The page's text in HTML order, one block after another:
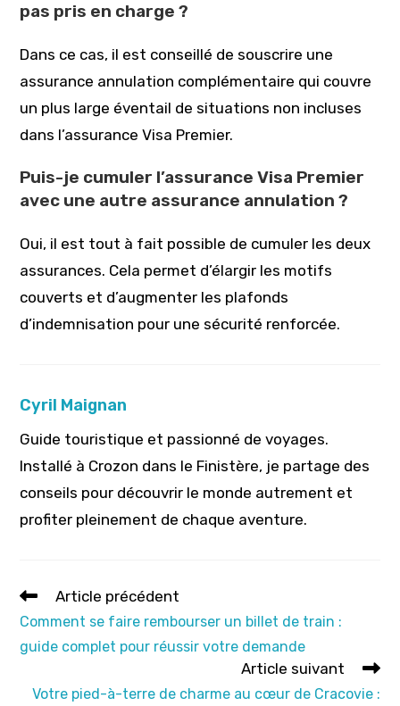
pas pris en charge ?
Dans ce cas, il est conseillé de souscrire une
assurance annulation complémentaire qui couvre
un plus large éventail de situations non incluses
dans l’assurance Visa Premier.
Puis-je cumuler l’assurance Visa Premier
avec une autre assurance annulation ?
Oui, il est tout à fait possible de cumuler les deux
assurances. Cela permet d’élargir les motifs
couverts et d’augmenter les plafonds
d’indemnisation pour une sécurité renforcée.
Cyril Maignan
Guide touristique et passionné de voyages.
Installé à Crozon dans le Finistère, je partage des
conseils pour découvrir le monde autrement et
profiter pleinement de chaque aventure.
Read
articles
Article précédent
Comment se faire rembourser un billet de train :
guide complet pour réussir votre demande
Article suivant
Votre pied-à-terre de charme au cœur de Cracovie :